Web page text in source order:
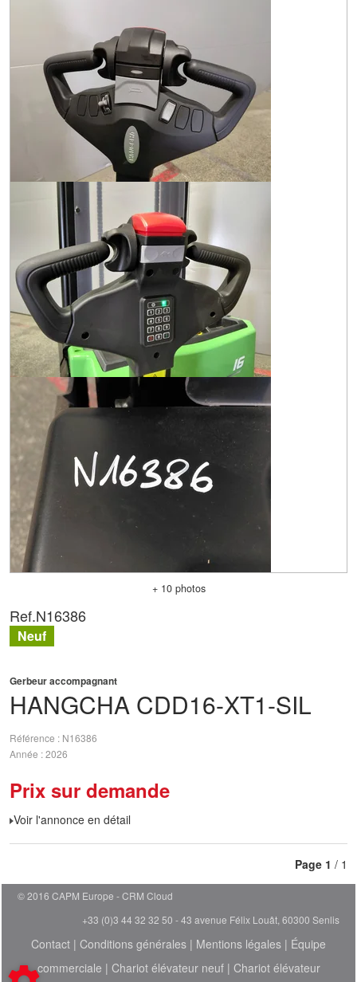
+ 10 photos
HANGCHA CDD16-XT1-SIL
Gerbeur accompagnant
Référence
N16386
Année 2026
Prix sur demande
Voir l'annonce en détail
Ref.N16386
Neuf
Page 1 / 1
© 2016 CAPM Europe
CRM Cloud
+33 (0)3 44 32 32 50 - 43 avenue Félix Louât, 60300 Senlis
Contact | Conditions générales | Mentions légales | Équipe
commerciale | Chariot élévateur neuf| Chariot élévateur